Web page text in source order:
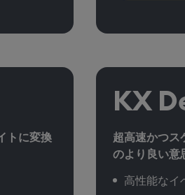
トに変換
KX
超高速かつス
のより良い意
高性能なイ